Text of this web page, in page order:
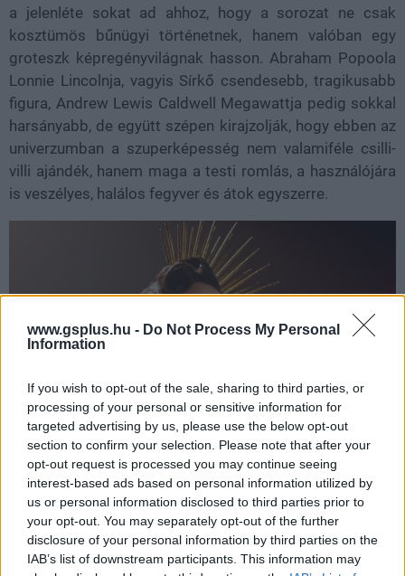
www.gsplus.hu - Do Not Process My Personal
Information
If you wish to opt-out of the sale, sharing to third parties, or
processing of your personal or sensitive information for
targeted advertising by us, please use the below opt-out
section to confirm your selection. Please note that after your
opt-out request is processed you may continue seeing
interest-based ads based on personal information utilized by
us or personal information disclosed to third parties prior to
your opt-out. You may separately opt-out of the further
disclosure of your personal information by third parties on the
IAB’s list of downstream participants. This information may
a jelenléte sokat ad ahhoz, hogy a sorozat ne csak
kosztümös bűnügyi történetnek, hanem valóban egy
groteszk képregényvilágnak hasson. Abraham Popoola
Lonnie Lincolnja, vagyis Sírkő csendesebb, tragikusabb
figura, Andrew Lewis Caldwell Megawattja pedig sokkal
harsányabb, de együtt szépen kirajzolják, hogy ebben az
univerzumban a szuperképesség nem valamiféle csilli-
villi ajándék, hanem maga a testi romlás, a használójára
is veszélyes, halálos fegyver és átok egyszerre.
Ez az egyik legjobb húzása a sorozatnak. A Pók: Noir
meglepően sokszor hajlik át testhorrorba, és ilyenkor
sokkal izgalmasabb, mint amikor csak a megszokott